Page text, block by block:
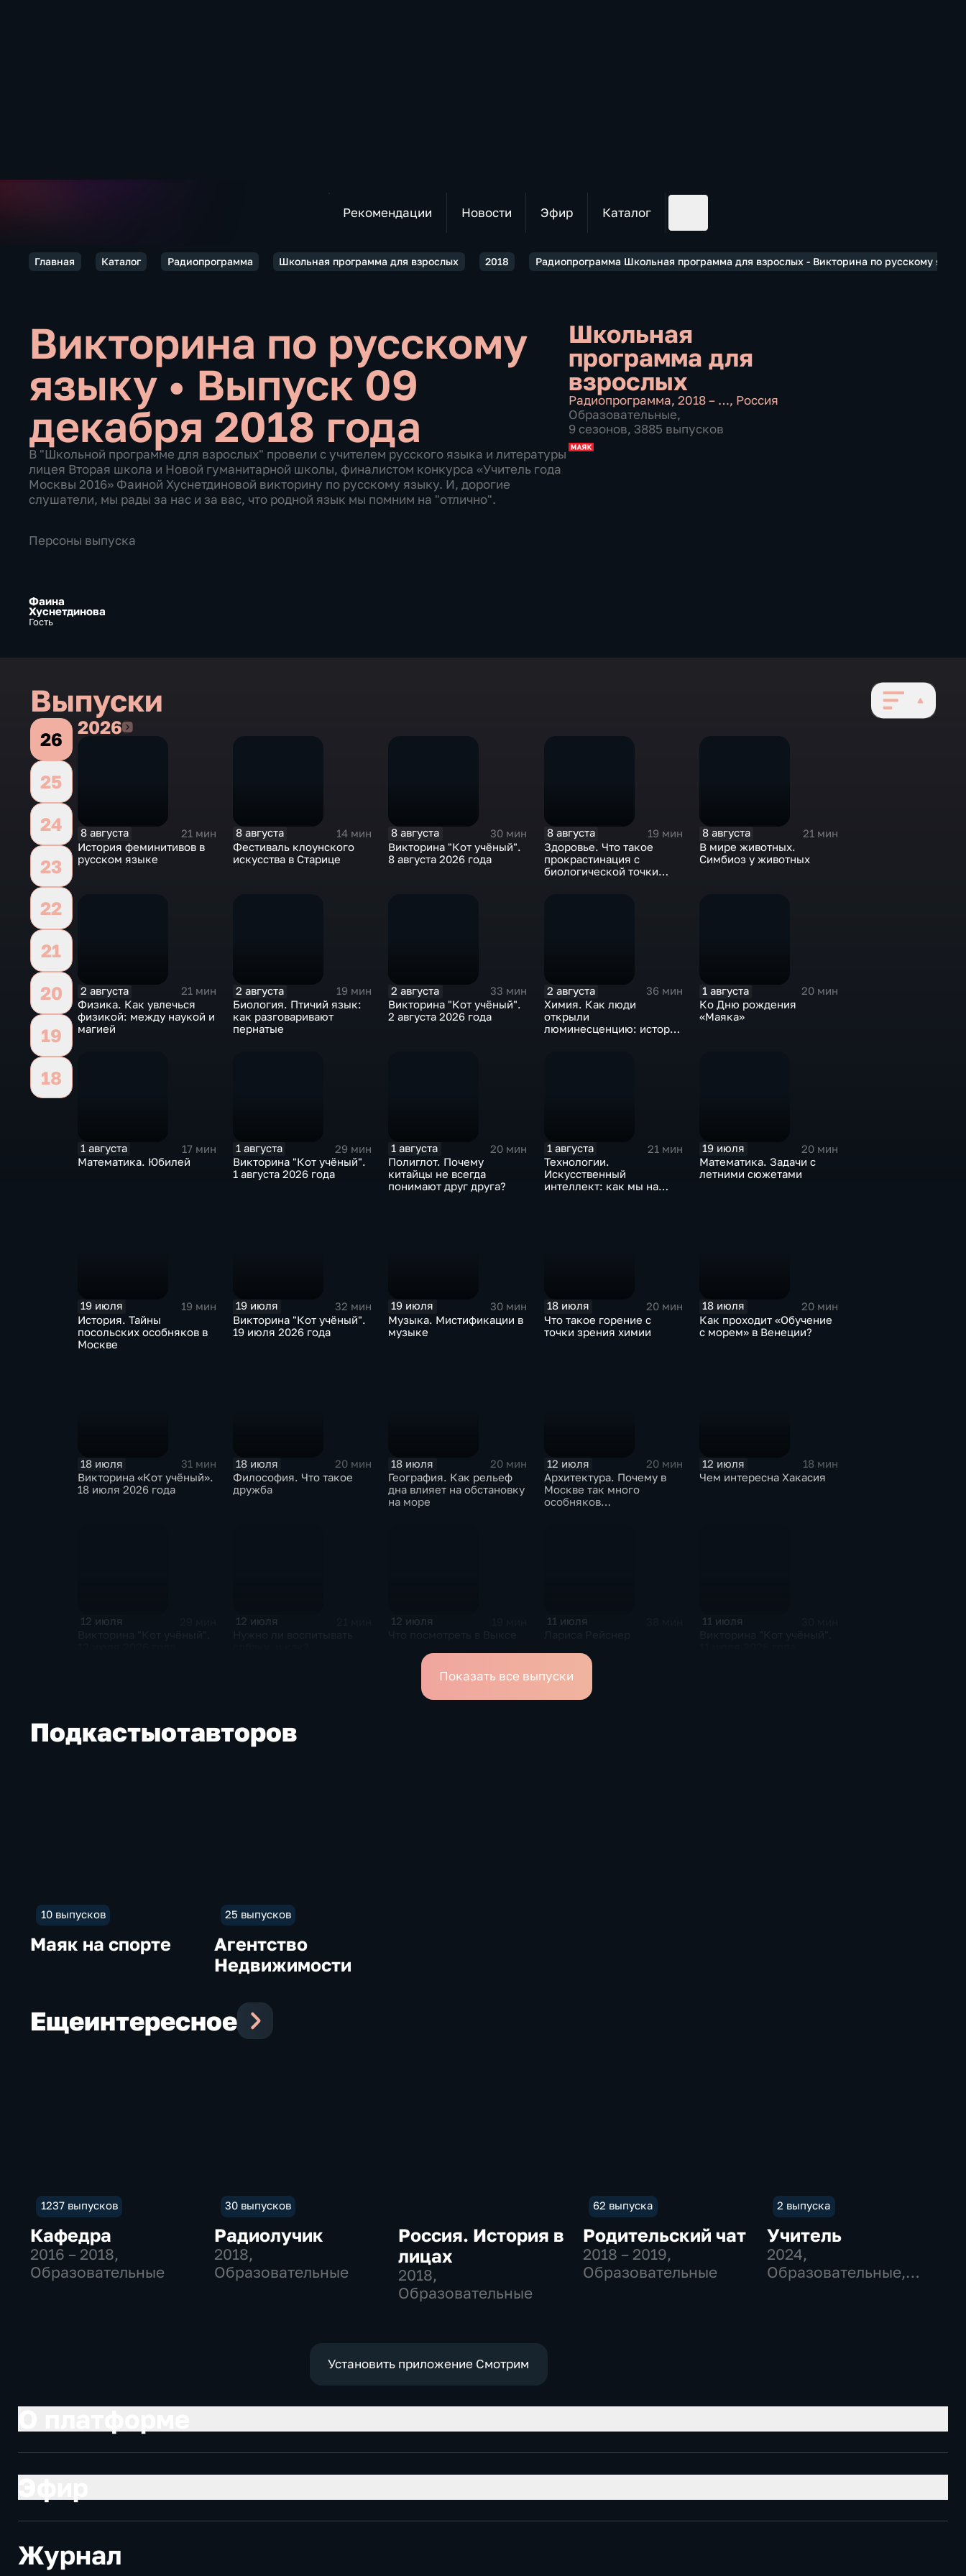
Рекомендации Новости Эфир Каталог
Главная Каталог Радиопрограмма Школьная программа для взрослых 2018 Радиопрограмма Школьная программа для взрослых - Викторина по русскому языку
Викторина по русскому
языку• Выпуск 09
декабря 2018 года
В "Школьной программе для взрослых" провели с учителем русского языка и литературы
лицея Вторая школа и Новой гуманитарной школы, финалистом конкурса «Учитель года
Москвы 2016» Фаиной Хуснетдиновой викторину по русскому языку. И, дорогие
слушатели, мы рады за нас и за вас, что родной язык мы помним на "отлично".
Школьная
программа для
взрослых
Радиопрограмма, 2018 – …, Россия
Образовательные,
9 сезонов, 3885 выпусков
Персоны выпуска
Фаина
Хуснетдинова
Гость
Выпуски
26
25
24
23
22
21
20
19
18
20262026
8 августа
21 мин
История феминитивов в
русском языке
8 августа
14 мин
Фестиваль клоунского
искусства в Старице
8 августа
30 мин
Викторина "Кот учёный".
8 августа 2026 года
8 августа
19 мин
Здоровье. Что такое
прокрастинация с
биологической точки
8 августа
21 мин
В мире животных.
Симбиоз у животных
2 августа
21 мин
Физика. Как увлечься
физикой: между наукой и
магией
2 августа
19 мин
Биология. Птичий язык:
как разговаривают
пернатые
2 августа
33 мин
Викторина "Кот учёный".
2 августа 2026 года
2 августа
36 мин
Химия. Как люди
открыли
люминесценцию: история
1 августа
20 мин
Ко Дню рождения
«Маяка»
1 августа
17 мин
Математика. Юбилей
1 августа
29 мин
Викторина "Кот учёный".
1 августа 2026 года
1 августа
20 мин
Полиглот. Почему
китайцы не всегда
понимают друг друга?
1 августа
21 мин
Технологии.
Искусственный
интеллект: как мы на
19 июля
20 мин
Математика. Задачи с
летними сюжетами
19 июля
19 мин
История. Тайны
посольских особняков в
Москве
19 июля
32 мин
Викторина "Кот учёный".
19 июля 2026 года
19 июля
30 мин
Музыка. Мистификации в
музыке
18 июля
20 мин
Что такое горение с
точки зрения химии
18 июля
20 мин
Как проходит «Обучение
с морем» в Венеции?
18 июля
31 мин
Викторина «Кот учёный».
18 июля 2026 года
18 июля
20 мин
Философия. Что такое
дружба
18 июля
20 мин
География. Как рельеф
дна влияет на обстановку
на море
12 июля
20 мин
Архитектура. Почему в
Москве так много
особняков
12 июля
18 мин
Чем интересна Хакасия
12 июля 12 июля 12 июля 11 июля 11 июля
Показать все выпуски
Подкастыотавторов
10 выпусков
Маяк на спорте
25 выпусков
Агентство
Недвижимости
Ещеинтересное
1237 выпусков
Кафедра
2016 – 2018,
Образовательные
30 выпусков
Радиолучик
2018,
Образовательные
Россия. История в
лицах
2018,
Образовательные
62 выпуска
Родительский чат
2018 – 2019,
Образовательные
2 выпуска
Учитель
2024,
Образовательные,
Установить приложение Смотрим
Журнал